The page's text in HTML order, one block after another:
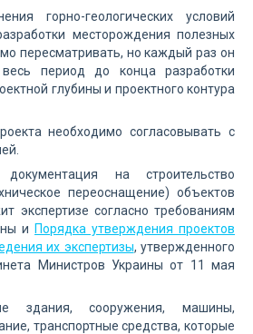
горно-геологических условий
месторождения полезных
пересматривать, но каждый раз он
период до конца разработки
глубины и проектного контура
необходимо согласовывать с
на строительство
переоснащение) объектов
экспертизе согласно требованиям
и Порядка утверждения проектов
их экспертизы, утвержденного
Министров Украины от 11 мая
здания, сооружения, машины,
транспортные средства, которые